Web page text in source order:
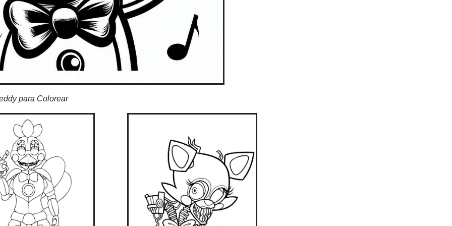
para Colorear